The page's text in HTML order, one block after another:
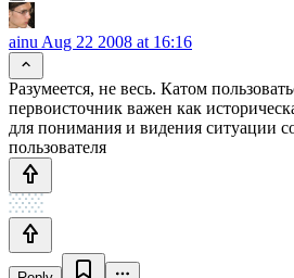
ainu Aug 22 2008 at 16:16
Разумеется, не весь. Катом
первоисточник важен как
для понимания и видения ситуации
пользователя